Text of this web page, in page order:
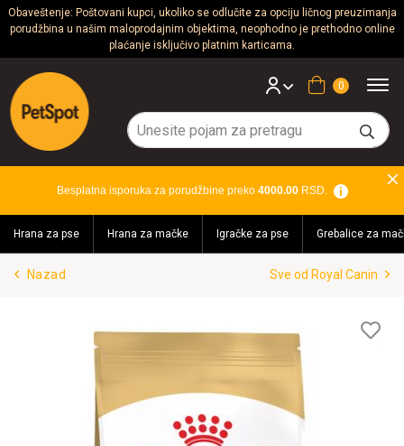
Obaveštenje: Poštovani kupci, ukoliko se odlučite za opciju ličnog preuzimanja
porudžbina u našim maloprodajnim objektima, neophodno je prethodno online
plaćanje isključivo platnim karticama.
Psi
Mačke
Glodari
Akvaristika
Teraristika
Brendovi
Akcija!
Korpa
Besplatna isporuka za porudžbine preko 4000.00RSD.
Hrana za pse Hrana za mačke Igračke za pse Grebalice za
Nazad Sve od Royal Canin